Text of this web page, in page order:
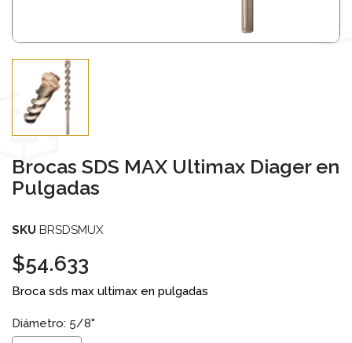
Brocas SDS MAX Ultimax Diager en
Pulgadas
SKU BRSDSMUX
$54.633
Broca sds max ultimax en pulgadas
Diámetro: 5/8"